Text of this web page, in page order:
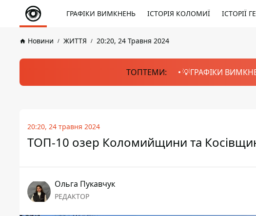
ГРАФІКИ ВИМКНЕНЬ ІСТОРІЯ КОЛОМИЇ ІСТОРІЇ
Новини ЖИТТЯ 20:20, 24 Травня 2024
ТОПТЕМИ: 💡ГРАФІКИ
20:20, 24 травня 2024
ТОП-10 озер Коломийщини та
Ольга Пукавчук
РЕДАКТОР